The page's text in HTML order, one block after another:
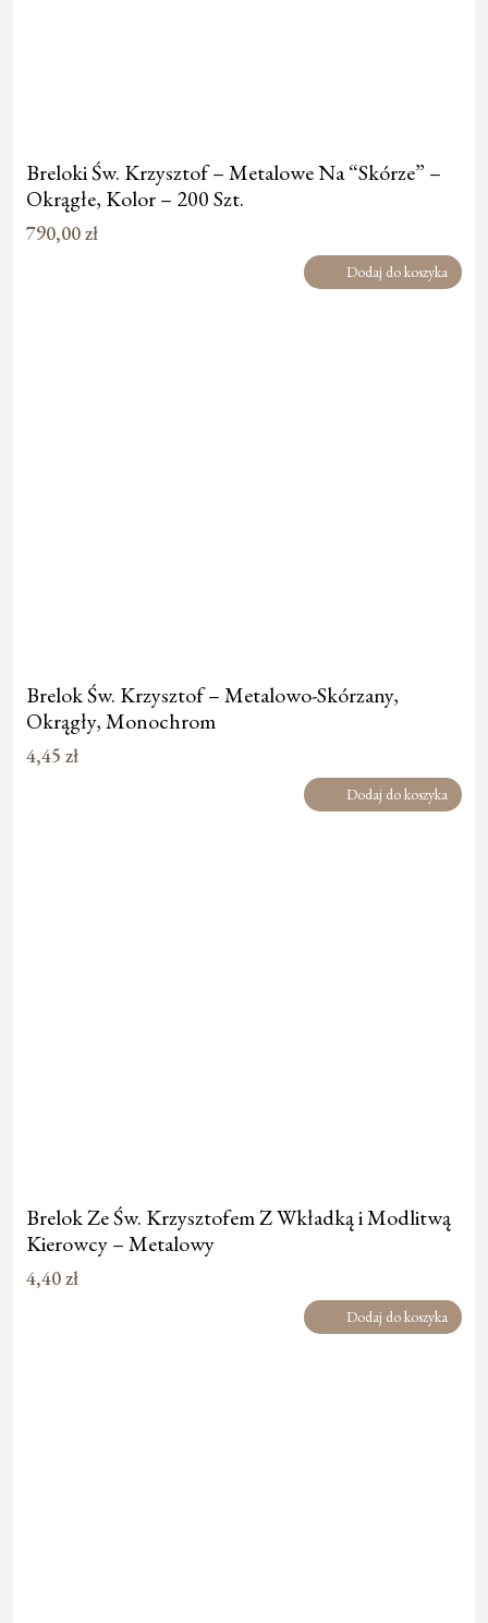
Breloki Św. Krzysztof – Metalowe Na “Skórze” –
Okrągłe, Kolor – 200 Szt.
790,00zł
Dodaj do koszyka
Brelok Św. Krzysztof – Metalowo-Skórzany,
Okrągły, Monochrom
4,45 zł
Dodaj do koszyka
Brelok Ze Św. Krzysztofem Z Wkładką i Modlitwą
Kierowcy – Metalowy
4,40zł
Dodaj do koszyka